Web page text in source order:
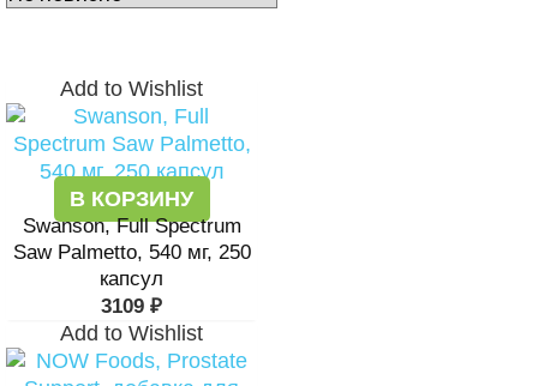
Add to Wishlist
В КОРЗИНУ
Swanson, Full Spectrum
Saw Palmetto, 540 мг, 250
капсул
3109 ₽
Add to Wishlist